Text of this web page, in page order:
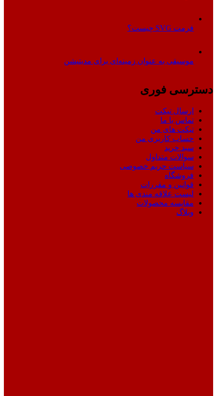
فرمت SVG چیست؟
موسیقی به عنوان زمینه‌ای برای مدیتیشن
دسترسی فوری
ارسال تیکت
تماس با ما
تیکت های من
حساب کاربری من
سبد خرید
سوالات متداول
سیاست حریم خصوصی
فروشگاه
قوانین و مقررات
لیست علاقه مندی ها
مقایسه محصولات
وبلاگ